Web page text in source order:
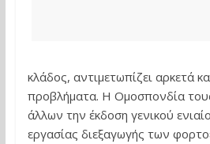
κλάδος, αντιμετωπίζει αρκετά
προβλήματα. Η Ομοσπονδία τους
άλλων την έκδοση γενικού
εργασίας διεξαγωγής των